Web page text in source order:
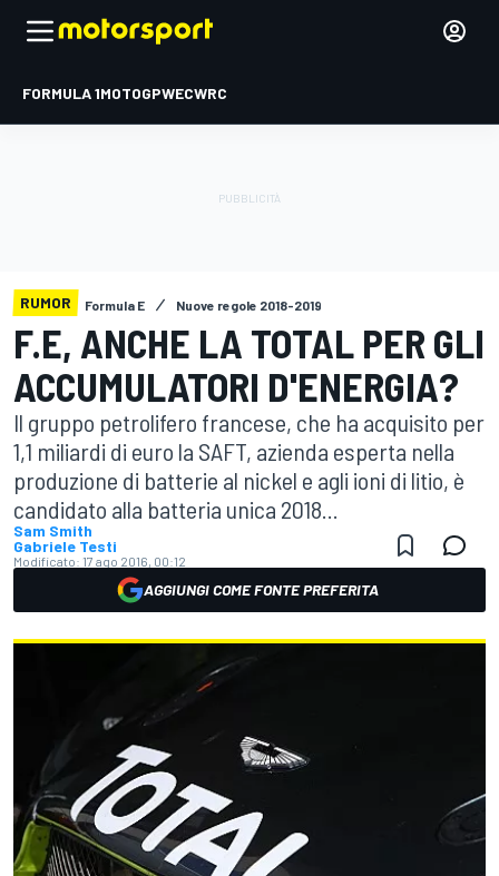
FORMULA 1MOTOGPWECWRC
RUMOR Formula E Nuove regole 2018-2019
F.E, ANCHE LA TOTAL PER GLI
ACCUMULATORI D'ENERGIA?
Il gruppo petrolifero francese, che ha acquisito per
1,1 miliardi di euro la SAFT, azienda esperta nella
produzione di batterie al nickel e agli ioni di litio, è
candidato alla batteria unica 2018...
Sam Smith
Gabriele Testi
Modificato: 17 ago 2016, 00:12
AGGIUNGI COME FONTE PREFERITA